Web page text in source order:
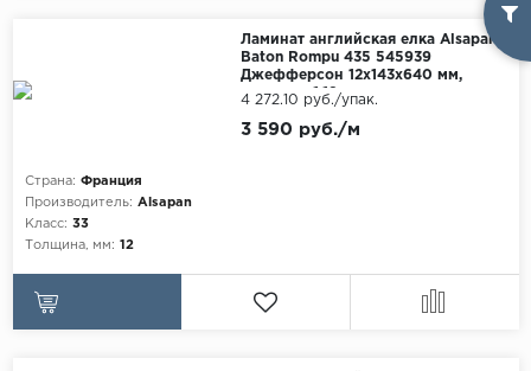
Ламинат английская елка Alsapan
Baton Rompu 435 545939
Джефферсон 12x143x640 мм,
упаковка 1.19 м
Страна: Франция
Производитель: Alsapan
Класс: 33
Толщина, мм: 12
3 590 руб./м
4 272.10 руб./упак.